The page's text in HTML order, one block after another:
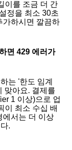
이를 조금 더 간
정을 최소 30초
가하시면 깔끔하
면 429 에러가
는 '한도 임계
맞아요. 결제를
1 이상)으로 업
이 최소 수십 배
에서는 더 이상
.